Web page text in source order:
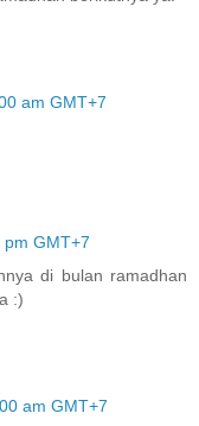
am GMT+7
GMT+7
di bulan ramadhan
:)
am GMT+7